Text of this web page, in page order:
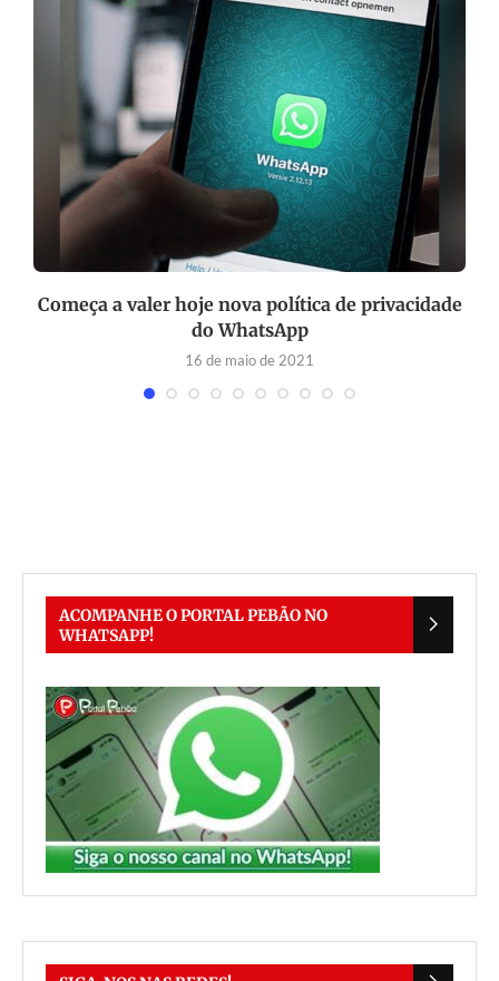
Começa a valer hoje nova política de privacidade
do WhatsApp
16 de maio de 2021
ACOMPANHE O PORTAL PEBÃO NO
WHATSAPP!